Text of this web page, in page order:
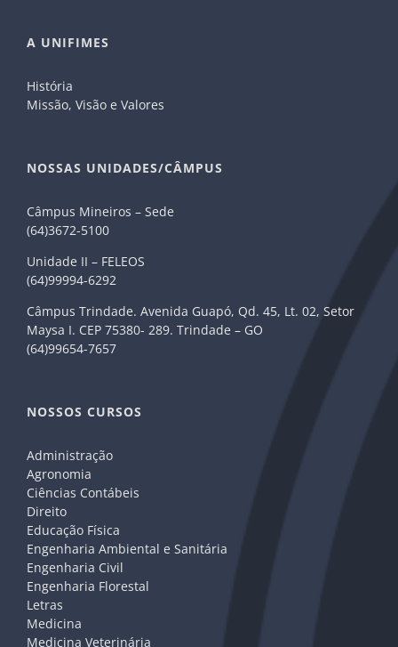
A UNIFIMES
História
Missão, Visão e Valores
NOSSAS UNIDADES/CÂMPUS
Câmpus Mineiros – Sede
(64)3672-5100
Unidade II – FELEOS
(64)99994-6292
Câmpus Trindade. Avenida Guapó, Qd. 45, Lt. 02, Setor
Maysa I. CEP 75380- 289. Trindade – GO
(64)99654-7657
NOSSOS CURSOS
Administração
Agronomia
Ciências Contábeis
Direito
Educação Física
Engenharia Ambiental e Sanitária
Engenharia Civil
Engenharia Florestal
Letras
Medicina
Medicina Veterinária